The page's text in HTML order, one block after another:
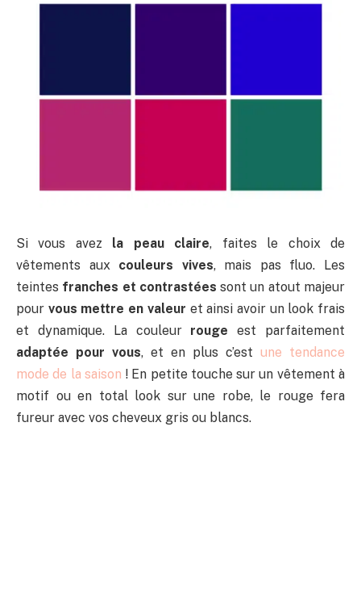
Si vous avez la peau claire, faites le choix de
vêtements auxcouleurs vives, mais pas fluo. Les
teintes franches et contrastées sont un atout majeur
pour vous mettre en valeur et ainsi avoir un look frais
et dynamique. La couleur rougeest parfaitement
adaptée pour vous, et en plus c’est une tendance
mode de la saison ! En petite touche sur un vêtement à
motif ou en total look sur une robe, le rouge fera
fureur avec vos cheveux gris ou blancs.